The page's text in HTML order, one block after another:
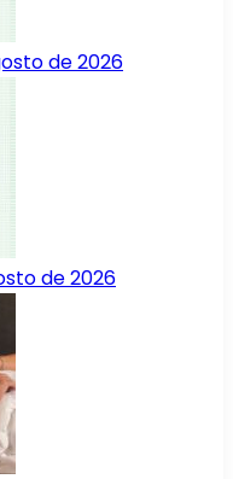
de 2026
de 2026